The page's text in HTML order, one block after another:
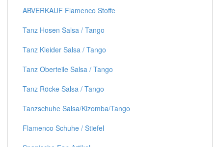
ABVERKAUF Flamenco Stoffe
Tanz Hosen Salsa / Tango
Tanz Kleider Salsa / Tango
Tanz Oberteile Salsa / Tango
Tanz Röcke Salsa / Tango
Tanzschuhe Salsa/Kizomba/Tango
Flamenco Schuhe / Stiefel